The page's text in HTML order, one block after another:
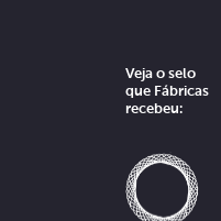
Veja o selo
que Fábricas
recebeu: